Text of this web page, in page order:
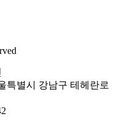
특별시 강남구 테헤란로